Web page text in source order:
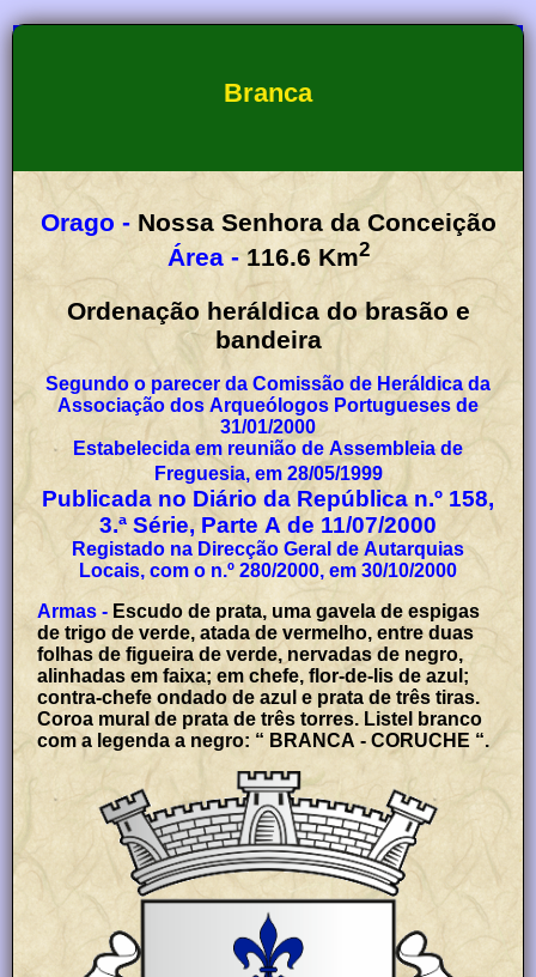
Branca
Orago - Nossa Senhora da Conceição
Área - 116.6 Km2
Ordenação heráldica do brasão e
bandeira
Segundo o parecer da Comissão de Heráldica da
Associação dos Arqueólogos Portugueses de
31/01/2000
Estabelecida em reunião de Assembleia de
Freguesia, em 28/05/1999
Publicada no Diário da República n.º 158,
3.ª Série, Parte A de 11/07/2000
Registado na Direcção Geral de Autarquias
Locais, com o n.º 280/2000, em 30/10/2000
Armas - Escudo de prata, uma gavela de espigas
de trigo de verde, atada de vermelho, entre duas
folhas de figueira de verde, nervadas de negro,
alinhadas em faixa; em chefe, flor-de-lis de azul;
contra-chefe ondado de azul e prata de três tiras.
Coroa mural de prata de três torres. Listel branco
com a legenda a negro: “ BRANCA - CORUCHE “.